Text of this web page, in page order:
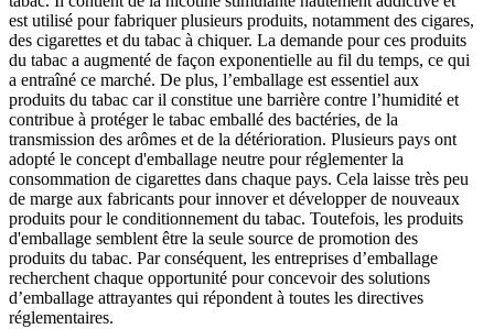
est utilisé pour fabriquer plusieurs produits, notamment des cigares,
des cigarettes et du tabac à chiquer. La demande pour ces produits
du tabac a augmenté de façon exponentielle au fil du temps, ce qui
a entraîné ce marché. De plus, l’emballage est essentiel aux
produits du tabac car il constitue une barrière contre l’humidité et
contribue à protéger le tabac emballé des bactéries, de la
transmission des arômes et de la détérioration. Plusieurs pays ont
adopté le concept d'emballage neutre pour réglementer la
consommation de cigarettes dans chaque pays. Cela laisse très peu
de marge aux fabricants pour innover et développer de nouveaux
produits pour le conditionnement du tabac. Toutefois, les produits
d'emballage semblent être la seule source de promotion des
produits du tabac. Par conséquent, les entreprises d’emballage
recherchent chaque opportunité pour concevoir des solutions
d’emballage attrayantes qui répondent à toutes les directives
réglementaires.